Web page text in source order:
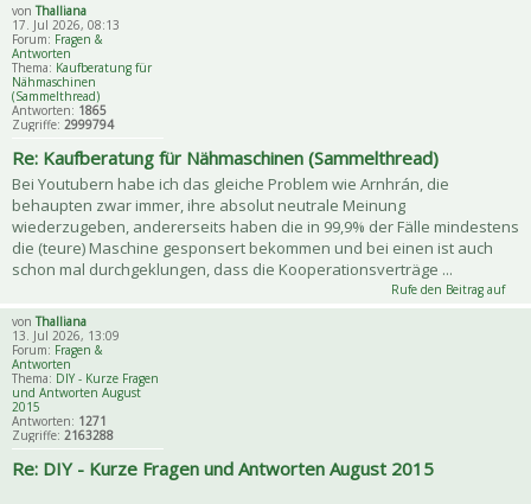
vonThalliana
17. Jul 2026, 08:13
Forum: Fragen &
Antworten
Thema: Kaufberatung für
Nähmaschinen
(Sammelthread)
Antworten: 1865
Zugriffe: 2999794
Re: Kaufberatung für Nähmaschinen (Sammelthread)
Bei Youtubern habe ich das gleiche Problem wie Arnhrán, die
behaupten zwar immer, ihre absolut neutrale Meinung
wiederzugeben, andererseits haben die in 99,9% der Fälle mindestens
die (teure) Maschine gesponsert bekommen und bei einen ist auch
schon mal durchgeklungen, dass die Kooperationsverträge ...
Rufe den Beitrag auf
von Thalliana
13. Jul 2026, 13:09
Forum: Fragen &
Antworten
Thema: DIY - Kurze Fragen
und Antworten August
2015
Antworten: 1271
Zugriffe: 2163288
Re: DIY - Kurze Fragen und Antworten August 2015